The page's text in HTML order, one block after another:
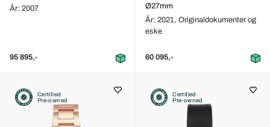
År: 2007
95 895,-
Ø27mm
År: 2021, Originaldokumenter og
eske
60 095,-
Certified
Pre-owned
Certified
Pre-owned